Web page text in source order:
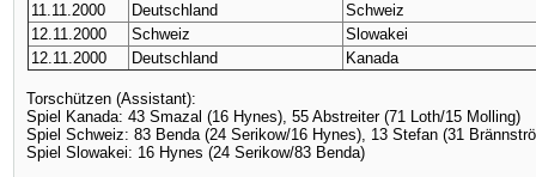
11.11.2000
Deutschland
Schweiz
12.11.2000
Schweiz
Slowakei
12.11.2000
Deutschland Kanada
Torschützen (Assistant):
Spiel Kanada: 43 Smazal (16 Hynes), 55 Abstreiter (71 Loth/15 Molling)
Spiel Schweiz: 83 Benda (24 Serikow/16 Hynes), 13 Stefan (31
Spiel Slowakei: 16 Hynes (24 Serikow/83 Benda)